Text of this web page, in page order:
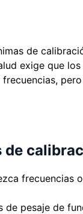
de
exige que
de
frecuencias
de pesaje de